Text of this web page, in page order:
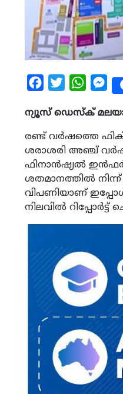
Facebook
Twitter
ന്യൂസ് ഡെസ്ക്
രണ്ട് വർഷത്തെ
ശരാശരി അഞ്ച്
ഫിനാൻഷ്യൽ
ശതമാനത്തിൽ നിന്ന്
വിപണിയാണ്
നിലവിൽ